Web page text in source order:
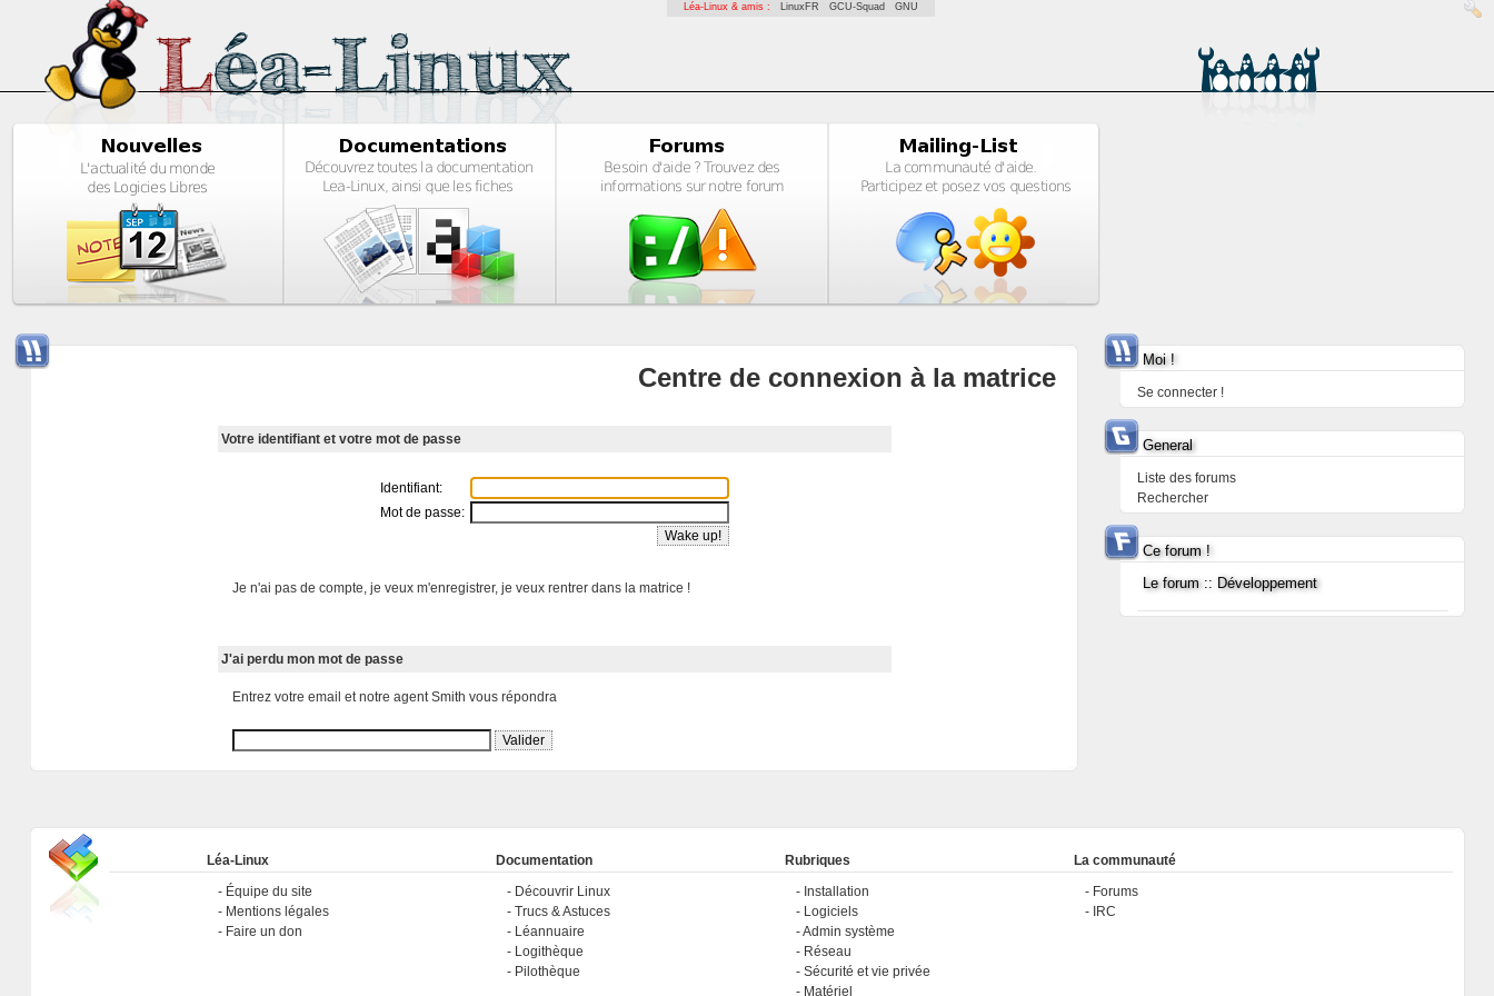
Léa-Linux & amis : LinuxFR GCU-Squad GNU
Centre de connexion à la matrice
Votre identifiant et votre mot de passe
Identifiant:
Mot de passe:
Je n'ai pas de compte, je veux m'enregistrer, je veux rentrer dans la matrice !
J'ai perdu mon mot de passe
Entrez votre email et notre agent Smith vous répondra
Moi !
Se connecter !
General
Liste des forums
Rechercher
Ce forum !
Le forum :: Développement
Léa-Linux
Équipe du site
Mentions légales
Faire un don
Documentation
Découvrir Linux
Trucs & Astuces
Léannuaire
Logithèque
Pilothèque
Rubriques
Installation
Logiciels
Admin système
Réseau
Sécurité et vie privée
Matériel
La communauté
Forums
IRC